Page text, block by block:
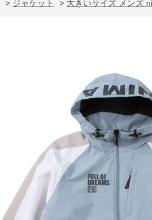
> ジャケット > 大きいサイズ メンズ